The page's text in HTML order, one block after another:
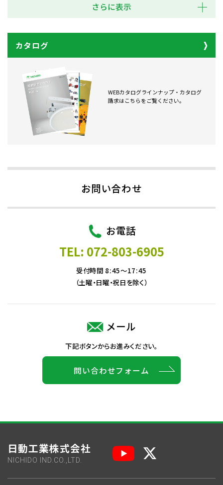
さらに表示
カタログ
WEBカタログラインナップ・カタログ
請求はこちらをご覧ください。
お問い合わせ
お電話
TEL: 072-803-6905
受付時間 8:45～17:45
（土曜・日曜・祝日を除く）
メール
下記ボタンからお進みください。
問い合わせフォーム
日動工業株式会社
NICHIDO IND.CO.,LTD.